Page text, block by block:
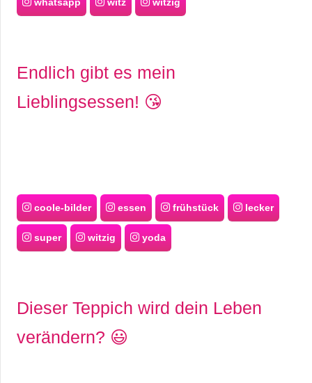
Endlich gibt es mein
Lieblingsessen! 😘
coole-bilder essen frühstück lecker
super witzig yoda
Dieser Teppich wird dein Leben
verändern? 😃